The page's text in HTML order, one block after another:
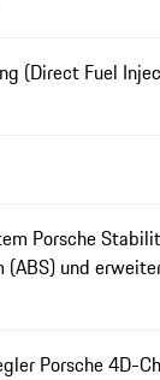
(Direct Fuel
Porsche
und
Porsche 4D-